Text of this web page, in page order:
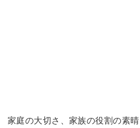
家庭の大切さ、家族の役割の素